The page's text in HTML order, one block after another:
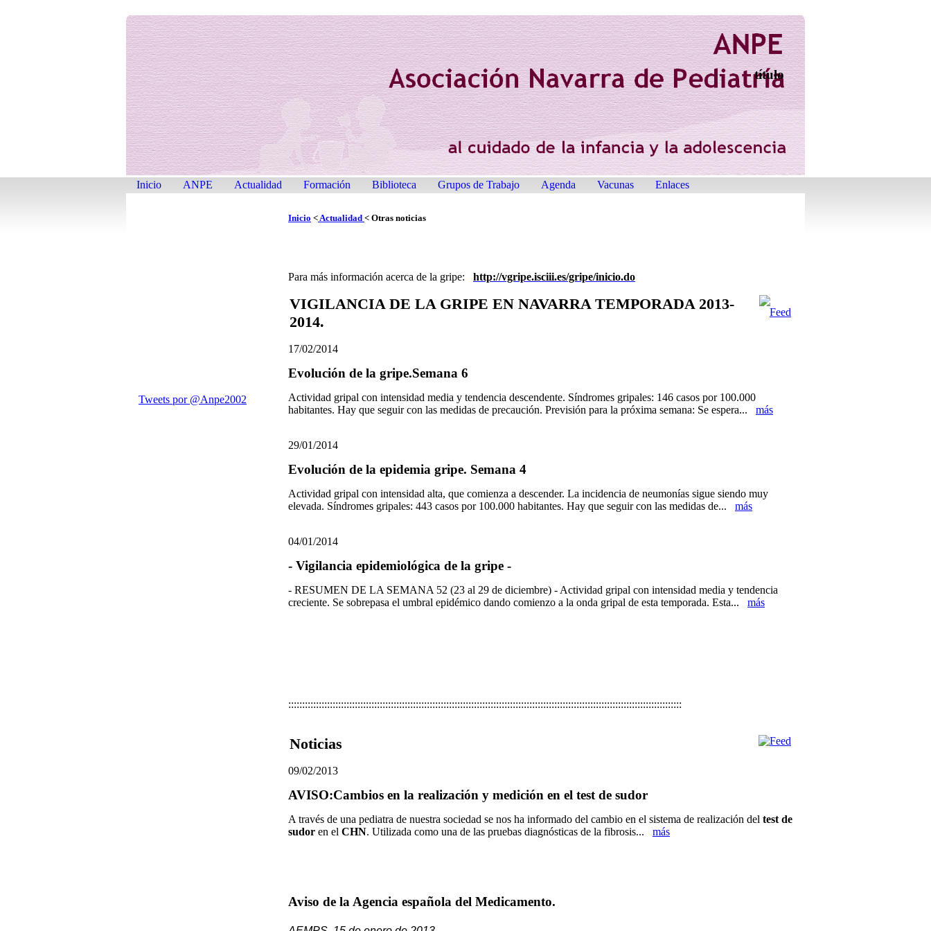
título
Inicio ANPE Actualidad Formación Biblioteca Grupos de Trabajo Agenda Vacunas Enlaces
Inicio <Actualidad < Otras noticias
Para más información acerca de la gripe: http://vgripe.isciii.es/gripe/inicio.do
VIGILANCIA DE LA GRIPE EN NAVARRA TEMPORADA 2013-
2014.
17/02/2014
Evolución de la gripe.Semana 6
Actividad gripal con intensidad media y tendencia descendente. Síndromes gripales: 146 casos por 100.000
habitantes. Hay que seguir con las medidas de precaución. Previsión para la próxima semana: Se espera... más
29/01/2014
Evolución de la epidemia gripe. Semana 4
Actividad gripal con intensidad alta, que comienza a descender. La incidencia de neumonías sigue siendo muy
elevada. Síndromes gripales: 443 casos por 100.000 habitantes. Hay que seguir con las medidas de... más
04/01/2014
- Vigilancia epidemiológica de la gripe -
- RESUMEN DE LA SEMANA 52 (23 al 29 de diciembre) - Actividad gripal con intensidad media y tendencia
creciente. Se sobrepasa el umbral epidémico dando comienzo a la onda gripal de esta temporada. Esta... más
::::::::::::::::::::::::::::::::::::::::::::::::::::::::::::::::::::::::::::::::::::::::::::::::::::::::::::::::::::::::::::::::::::::::::::::
Noticias
09/02/2013
AVISO:Cambios en la realización y medición en el test de sudor
A través de una pediatra de nuestra sociedad se nos ha informado del cambio en el sistema de realización del test de
sudor en el CHN. Utilizada como una de las pruebas diagnósticas de la fibrosis... más
Aviso de la Agencia española del Medicamento.